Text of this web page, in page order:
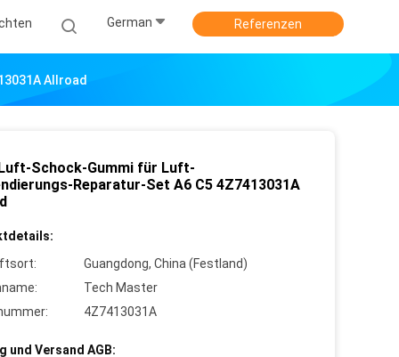
German Referenzen
Allroad
Schock-Gummi für Luft-
Reparatur-Set A6 C5 4Z7413031A
Guangdong, China (Festland)
Tech Master
4Z7413031A
und Versand AGB: